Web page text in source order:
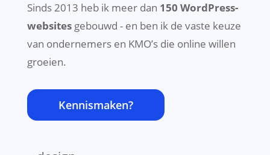
Sinds 2013 heb ik meer dan 150 WordPress-
websitesgebouwd - en ben ik de vaste keuze
van ondernemers en KMO’s die online willen
groeien.
Kennismaken?